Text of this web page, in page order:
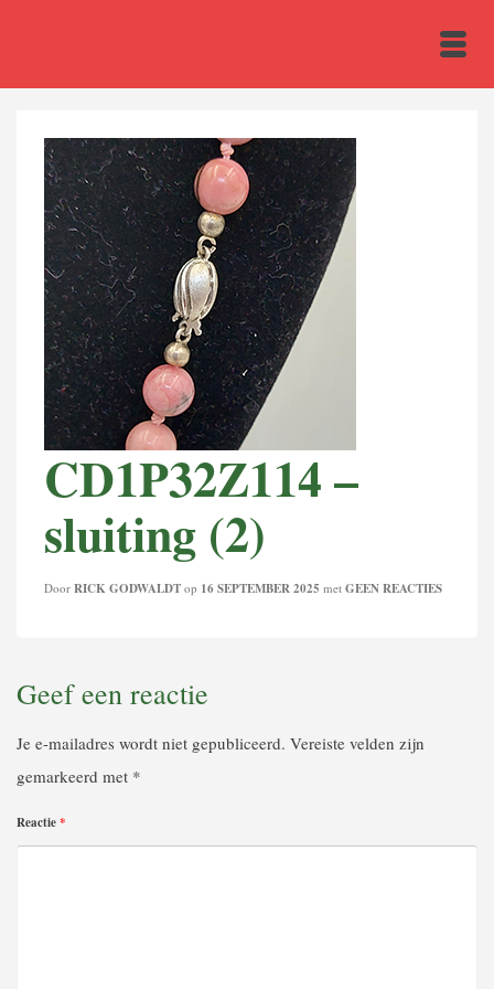
CD1P32Z114 –
sluiting (2)
Door RICK GODWALDT op 16 SEPTEMBER 2025 met GEEN REACTIES
Geef een reactie
Je e-mailadres wordt niet gepubliceerd. Vereiste velden zijn
gemarkeerd met *
Reactie*